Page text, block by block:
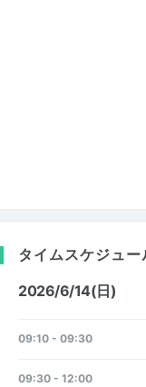
タイムスケジュー
2026/6/14(日)
09:10 - 09:30
09:30 - 12:00